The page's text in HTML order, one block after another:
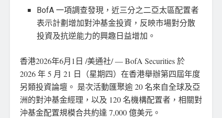
BofA 一項調查發現，近三分之二亞太區配置者
表示計劃增加對沖基金投資，反映市場對分散
投資及抗逆能力的興趣日益增加。
香港2026年6月1日 /美通社/ — BofA Securities 於
2026 年 5 月 21 日（星期四）在香港舉辦第四屆年度
另類投資論壇。 是次活動匯聚逾 20 名來自全球及亞
洲的對沖基金經理，以及 120 名機構配置者，相關對
沖基金配置規模合共約達 7,000 億美元。